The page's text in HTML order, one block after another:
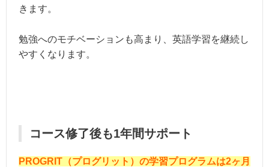
きます。
勉強へのモチベーションも高まり、英語学習を継続し
やすくなります。
コース修了後も1年間サポート
PROGRIT（プログリット）の学習プログラムは2ヶ月